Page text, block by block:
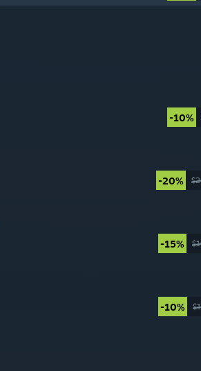
-10%
-20%
-15%
-10%